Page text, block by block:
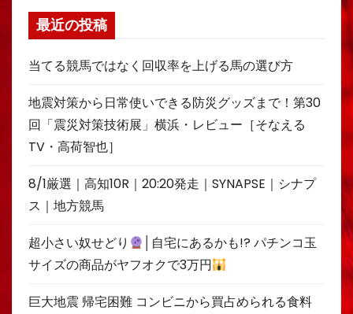
最近の投稿
当てる競馬ではなく回収率を上げる馬の選び方
地震対策から日常使いできる防災グッズまで！第30
回「震災対策技術展」横浜・レビュー［そなえる
TV・高荷智也］
8/1厳選｜高知10R｜20:20発走｜SYNAPSE｜シナプ
ス｜地方競馬
超小さい奴せどり
│自宅にあるかも!? パチンコ玉
サイズの商品がヤフオクで3万円
巨大地震 帰宅困難 コンビニから買占められる食料